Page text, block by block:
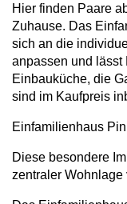
Hier finden Paare
Zuhause. Das
sich an die
anpassen und lässt
Einbauküche, die
sind im Kaufpreis
Einfamilienhaus
Diese besondere
zentraler Wohnlage